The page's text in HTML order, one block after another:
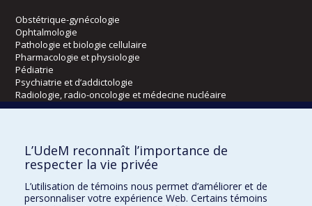
Obstétrique-gynécologie
Ophtalmologie
Pathologie et biologie cellulaire
Pharmacologie et physiologie
Pédiatrie
Psychiatrie et d’addictologie
Radiologie, radio-oncologie et médecine nucléaire
Kinésiologie et des sciences de l’activité physique
Orthophonie et audiologie
Réadaptation
L’UdeM reconnaît l’importance de
respecter la vie privée
L’utilisation de témoins nous permet d’améliorer et de
personnaliser votre expérience Web. Certains témoins